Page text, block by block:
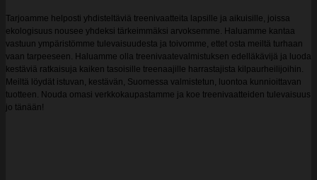
Tarjoamme helposti yhdisteltäviä treenivaatteita lapsille ja aikuisille, joissa
ekologisuus nousee yhdeksi tärkeimmäksi arvoksemme. Haluamme kantaa
vastuun ympäristömme tulevaisuudesta ja toivomme, ettet osta meiltä turhaan
vaan tarpeeseen. Haluamme olla treenivaatevalmistuksen edelläkävijä ja luoda
kestäviä ratkaisuja kaiken tasoisille treenaajille harrastajista kilpaurheilijoihin.
Meiltä löydät istuvan, kestävän, Suomessa valmistetun, luontoa kunnioittavan
tuotteen. Nouda omasi verkkokaupastamme ja koe treenivaatteiden tulevaisuus
jo tänään!